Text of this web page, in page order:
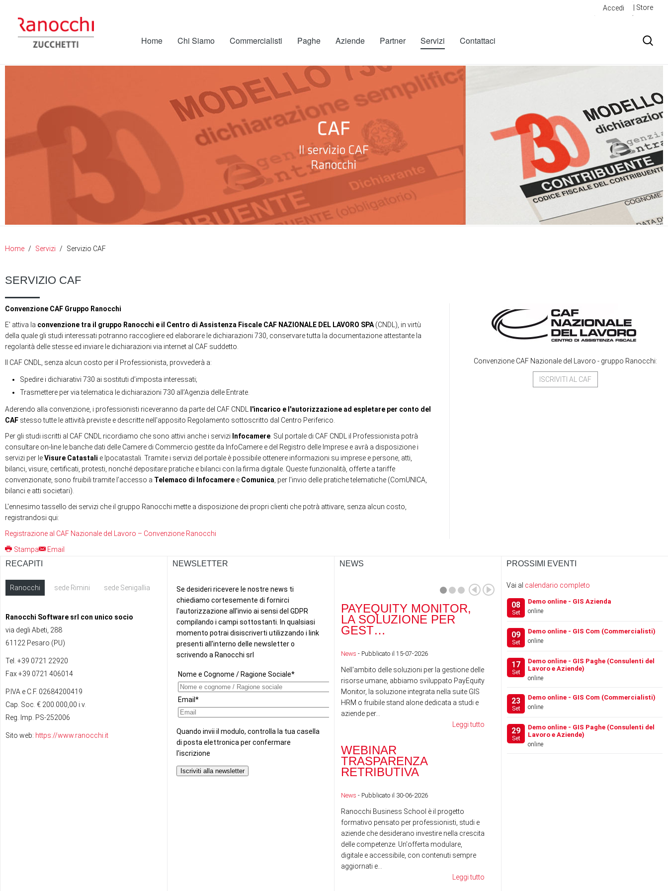
Accedi | Store
Home Chi Siamo Commercialisti Paghe Aziende Partner Servizi Contattaci
Home Servizi Servizio CAF
SERVIZIO CAF
Convenzione CAF Gruppo Ranocchi
E' attiva la convenzione tra il gruppo Ranocchi e il Centro di Assistenza Fiscale CAF NAZIONALE DEL LAVORO SPA (CNDL), in virtù
della quale gli studi interessati potranno raccogliere ed elaborare le dichiarazioni 730, conservare tutta la documentazione attestante la
regolarità delle stesse ed inviare le dichiarazioni via internet al CAF suddetto.
Il CAF CNDL, senza alcun costo per il Professionista, provvederà a:
Spedire i dichiarativi 730 ai sostituti d’imposta interessati;
Trasmettere per via telematica le dichiarazioni 730 all’Agenzia delle Entrate.
Aderendo alla convenzione, i professionisti riceveranno da parte del CAF CNDL
l'incarico e l'autorizzazione ad espletare per conto del
CAF stesso tutte le attività previste e descritte nell'apposito Regolamento sottoscritto dal Centro Periferico.
Per gli studi iscritti al CAF CNDL ricordiamo che sono attivi anche i servizi Infocamere . Sul portale di CAF CNDL il Professionista potrà
consultare on-line le banche dati delle Camere di Commercio gestite da InfoCamere e del Registro delle Imprese e avrà a disposizione i
servizi per leVisure Catastali e Ipocatastali. Tramite i servizi del portale è possibile ottenere informazioni su imprese e persone, atti,
bilanci, visure, certificati, protesti, nonché depositare pratiche e bilanci con la firma digitale. Queste funzionalità, offerte a tariffe
convenzionate, sono fruibili tramite l’accesso a Telemaco di Infocamere e Comunica , per l'invio delle pratiche telematiche (ComUNICA,
bilanci e atti societari).
L'ennesimo tassello dei servizi che il gruppo Ranocchi mette a disposizione dei propri clienti che potrà attivare, senza alcun costo,
registrandosi qui:
Registrazione al CAF Nazionale del Lavoro – Convenzione Ranocchi
Convenzione CAF Nazionale del Lavoro - gruppo Ranocchi:
ISCRIVITI AL CAF
Stampa Email
RECAPITI
Ranocchi sede Rimini sede Senigallia
Ranocchi Software srl con unico socio
via degli Abeti, 288
61122 Pesaro (PU)
Tel. +39 0721 22920
Fax +39 0721 406014
P.IVA e C.F. 02684200419
Cap. Soc. € 200.000,00 i.v.
Reg. Imp. PS-252006
Sito web: https://www.ranocchi.it
NEWSLETTER NEWS
PAYEQUITY MONITOR,
LA SOLUZIONE PER
GEST…
News - Pubblicato il 15-07-2026
Nell'ambito delle soluzioni per la gestione delle
risorse umane, abbiamo sviluppato PayEquity
Monitor, la soluzione integrata nella suite GIS
HRM o fruibile stand alone dedicata a studi e
aziende per...
Leggi tutto
WEBINAR
TRASPARENZA
RETRIBUTIVA
News - Pubblicato il 30-06-2026
Ranocchi Business School è il progetto
formativo pensato per professionisti, studi e
aziende che desiderano investire nella crescita
delle competenze. Un'offerta modulare,
digitale e accessibile, con contenuti sempre
aggiornati e...
Leggi tutto
RANOCCHI SOFTWARE
ACQUISISCE IL 100% DI
FESTIVAL DEL LAVORO
PROSSIMI EVENTI
Vai al calendario completo
08
Set
Demo online - GIS Azienda
online
09
Set
Demo online - GIS Com (Commercialisti)
online
17
Set
Demo online - GIS Paghe (Consulenti del
Lavoro e Aziende)
online
23
Set
Demo online - GIS Com (Commercialisti)
online
29
Set
Demo online - GIS Paghe (Consulenti del
Lavoro e Aziende)
online